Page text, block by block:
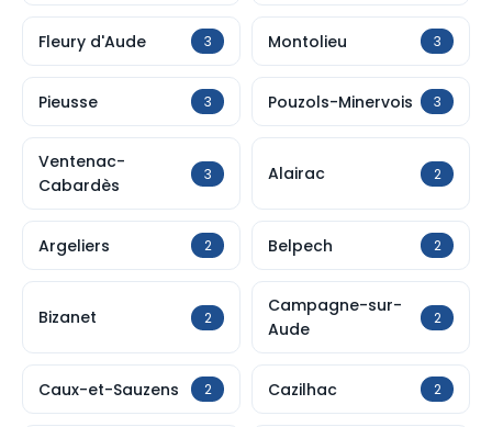
Fleury d'Aude 3 Montolieu 3
Pieusse 3 Pouzols-Minervois 3
Ventenac-
Cabardès
3 Alairac 2
Argeliers 2 Belpech 2
Bizanet 2
Campagne-sur-
Aude
2
Caux-et-Sauzens 2 Cazilhac 2